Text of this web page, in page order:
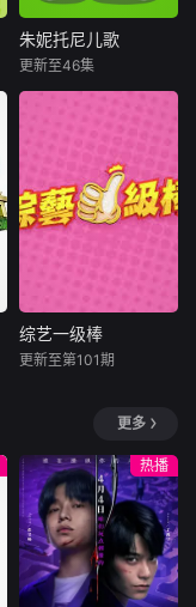
播、艺术普及、文
旅融合于一体的精
艺术家的动态数据
库，具有极高艺术
价值和史料价值。
朱妮托尼儿歌
成长，《朱妮托尼
儿歌》让孩子们在
最新的节奏里面用
最轻松的方式认识
中的好习惯、颜
色、形状、大小，
的生活和变化，了
解自己、表达自己
的同时促进孩子们
情绪、认知发展，
锻炼孩子们肢体协
调能力。
朱妮托尼儿歌
更新至46集
综艺一级棒
剧情简介暂缺，敬
综艺一级棒
更新至第101期
更多
热播